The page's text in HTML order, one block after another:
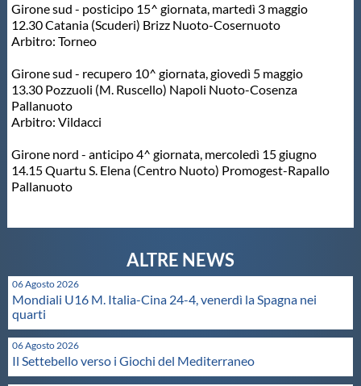
Girone sud - posticipo 15^ giornata, martedì 3 maggio
12.30 Catania (Scuderi) Brizz Nuoto-Cosernuoto
Arbitro: Torneo
Girone sud - recupero 10^ giornata, giovedì 5 maggio
13.30 Pozzuoli (M. Ruscello) Napoli Nuoto-Cosenza
Pallanuoto
Arbitro: Vildacci
Girone nord - anticipo 4^ giornata, mercoledì 15 giugno
14.15 Quartu S. Elena (Centro Nuoto) Promogest-Rapallo
Pallanuoto
06 Agosto 2026
Mondiali U16 M. Italia-Cina 24-4, venerdì la Spagna nei
quarti
06 Agosto 2026
Il Settebello verso i Giochi del Mediterraneo